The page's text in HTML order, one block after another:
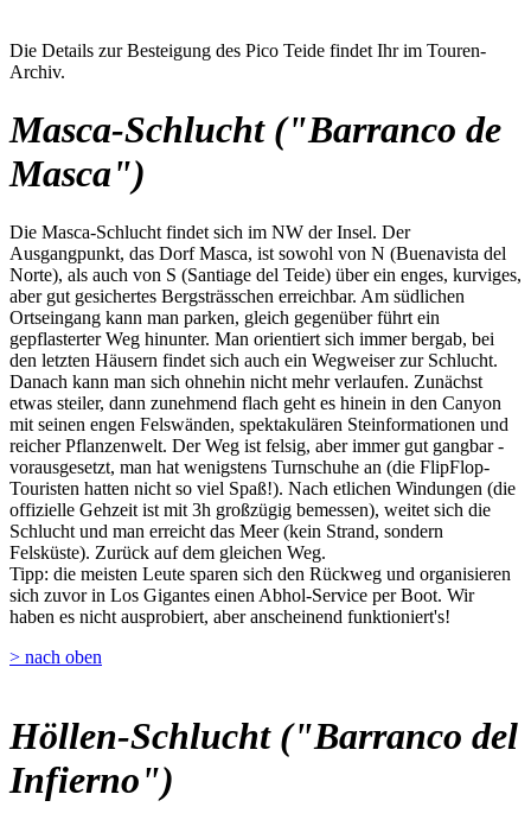
Die Details zur Besteigung des Pico Teide findet Ihr im Touren-
Archiv.
Masca-Schlucht ("Barranco de
Masca")
Die Masca-Schlucht findet sich im NW der Insel. Der
Ausgangpunkt, das Dorf Masca, ist sowohl von N (Buenavista del
Norte), als auch von S (Santiage del Teide) über ein enges, kurviges,
aber gut gesichertes Bergsträsschen erreichbar. Am südlichen
Ortseingang kann man parken, gleich gegenüber führt ein
gepflasterter Weg hinunter. Man orientiert sich immer bergab, bei
den letzten Häusern findet sich auch ein Wegweiser zur Schlucht.
Danach kann man sich ohnehin nicht mehr verlaufen. Zunächst
etwas steiler, dann zunehmend flach geht es hinein in den Canyon
mit seinen engen Felswänden, spektakulären Steinformationen und
reicher Pflanzenwelt. Der Weg ist felsig, aber immer gut gangbar -
vorausgesetzt, man hat wenigstens Turnschuhe an (die FlipFlop-
Touristen hatten nicht so viel Spaß!). Nach etlichen Windungen (die
offizielle Gehzeit ist mit 3h großzügig bemessen), weitet sich die
Schlucht und man erreicht das Meer (kein Strand, sondern
Felsküste). Zurück auf dem gleichen Weg.
Tipp: die meisten Leute sparen sich den Rückweg und organisieren
sich zuvor in Los Gigantes einen Abhol-Service per Boot. Wir
haben es nicht ausprobiert, aber anscheinend funktioniert's!
> nach oben
Höllen-Schlucht ("Barranco del
Infierno")